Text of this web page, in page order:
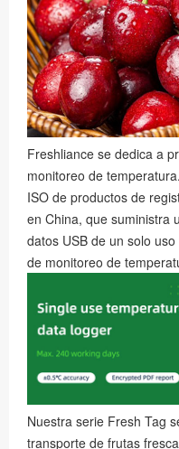
Freshliance se dedica a
monitoreo de
ISO de productos de
en China, que suministra
datos USB de un solo
de monitoreo de
Nuestra serie Fresh Tag
transporte de frutas